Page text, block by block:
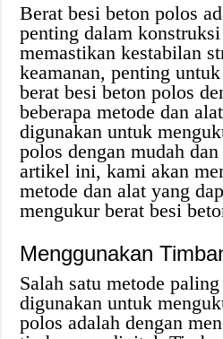
Berat besi beton polos
penting dalam
memastikan kestabilan
keamanan, penting
berat besi beton polos
beberapa metode dan
digunakan untuk
polos dengan mudah
artikel ini, kami akan
metode dan alat yang
mengukur berat besi
Menggunakan
Salah satu metode
digunakan untuk
polos adalah dengan